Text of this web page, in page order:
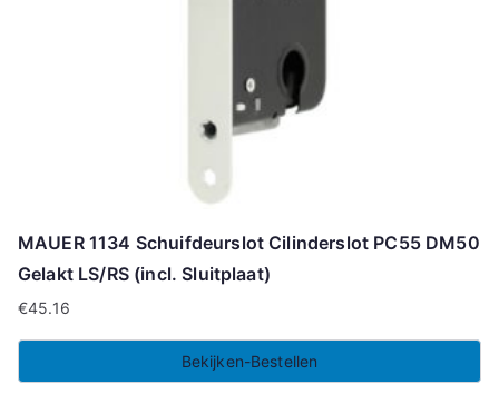
MAUER 1134 Schuifdeurslot Cilinderslot PC55 DM50
Gelakt LS/RS (incl. Sluitplaat)
€45.16
Bekijken-Bestellen